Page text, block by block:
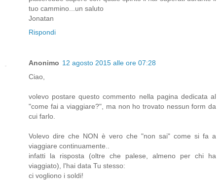
tuo cammino...un saluto
Jonatan
Rispondi
Anonimo 12 agosto 2015 alle ore 07:28
Ciao,
volevo postare questo commento nella pagina dedicata al
"come fai a viaggiare?", ma non ho trovato nessun form da
cui farlo.
Volevo dire che NON è vero che "non sai" come si fa a
viaggiare continuamente..
infatti la risposta (oltre che palese, almeno per chi ha
viaggiato), l'hai data Tu stesso:
ci vogliono i soldi!